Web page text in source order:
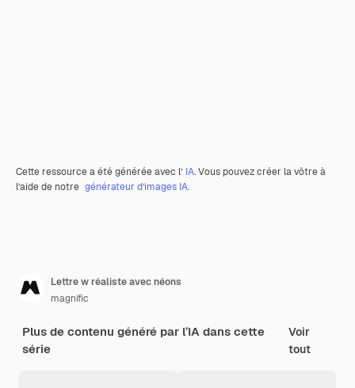
Cette ressource a été générée avec l’ IA. Vous pouvez créer la vôtre à
l’aide de notre générateur d’images IA.
Lettre w réaliste avec néons
magnific
Plus de contenu généré par l’IA dans cette
série
Voir
tout